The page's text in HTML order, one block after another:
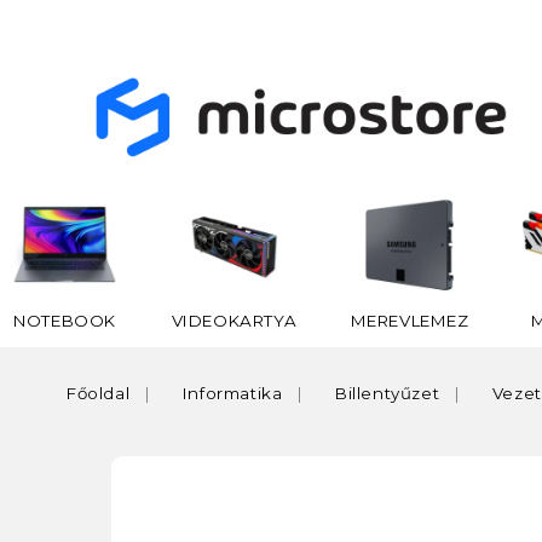
NOTEBOOK VIDEOKARTYA MEREVLEMEZ
Főoldal Informatika Billentyűzet